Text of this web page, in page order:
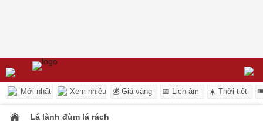
Mới nhất Xem nhiều 💰 Giá vàng 📅 Lịch âm ☀️ Thời tiết
Lá lành đùm lá rách